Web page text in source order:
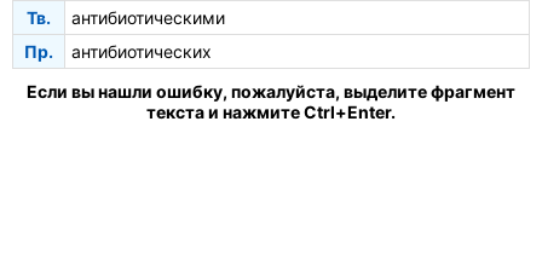
Тв.
антибиотическими
Пр.
антибиотических
Если вы нашли ошибку, пожалуйста, выделите фрагмент
текста и нажмите Ctrl+Enter.